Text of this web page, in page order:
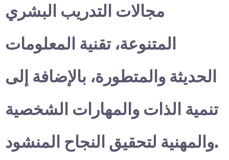
مجالات التدريب البشري
المتنوعة، تقنية المعلومات
الحديثة والمتطورة، بالإضافة إلى
تنمية الذات والمهارات الشخصية
والمهنية لتحقيق النجاح المنشود.